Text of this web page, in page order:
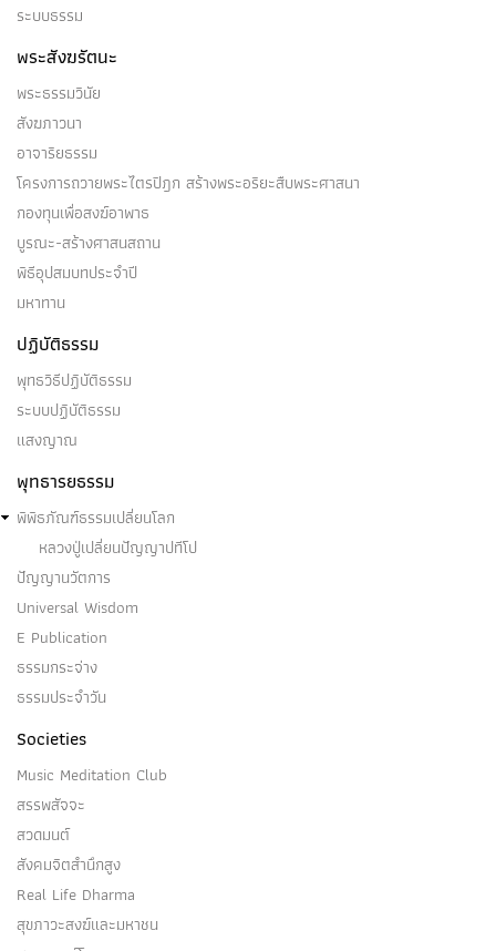
ระบบธรรม
พระสังฆรัตนะ
พระธรรมวินัย
สังฆภาวนา
อาจาริยธรรม
โครงการถวายพระไตรปิฎก สร้างพระอริยะสืบพระศาสนา
กองทุนเพื่อสงฆ์อาพาธ
บูรณะ-สร้างศาสนสถาน
พิธีอุปสมบทประจำปี
มหาทาน
ปฏิบัติธรรม
พุทธวิธีปฏิบัติธรรม
ระบบปฏิบัติธรรม
แสงญาณ
พุทธารยธรรม
พิพิธภัณฑ์ธรรมเปลี่ยนโลก
หลวงปู่เปลี่ยนปัญญาปทีโป
ปัญญานวัตการ
Universal Wisdom
E Publication
ธรรมกระจ่าง
ธรรมประจำวัน
Societies
Music Meditation Club
สรรพสัจจะ
สวดมนต์
สังคมจิตสำนึกสูง
Real Life Dharma
สุขภาวะสงฆ์และมหาชน